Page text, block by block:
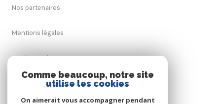
Nos partenaires
Mentions légales
Nos honoraires
Comme beaucoup, notre site
utilise les cookies
On aimerait vous accompagner pendant